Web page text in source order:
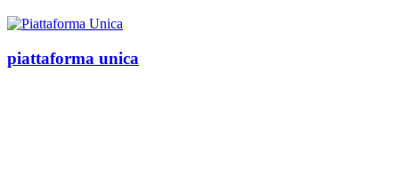
piattaforma unica